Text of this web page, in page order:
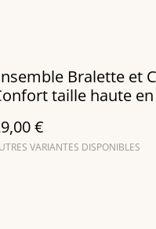
Bralette et
taille haute
€
VARIANTES DISPONIBLES